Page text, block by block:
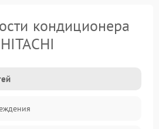
кондиционера
HITACHI